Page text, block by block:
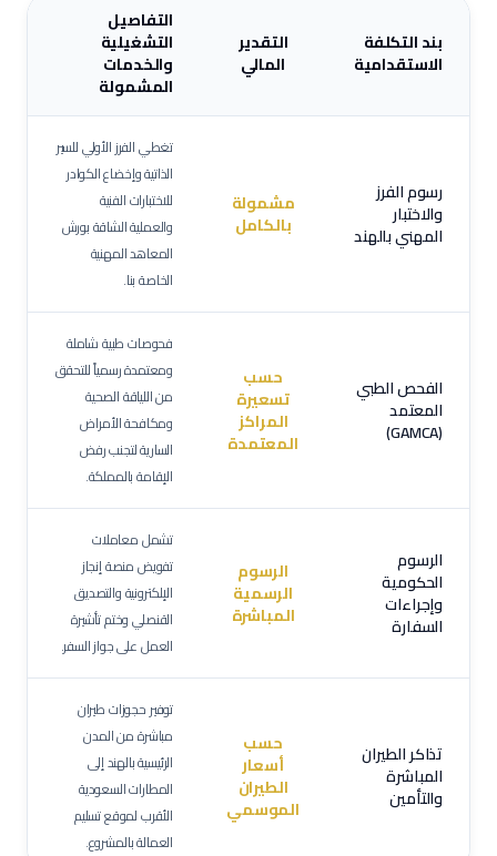
بند التكلفة
الاستقدامية
التقدير
المالي
التفاصيل
التشغيلية
والخدمات
المشمولة
رسوم الفرز
والاختبار
المهني بالهند
مشمولة
بالكامل
تغطي الفرز الأولي للسير
الذاتية وإخضاع الكوادر
للاختبارات الفنية
والعملية الشاقة بورش
المعاهد المهنية
الخاصة بنا.
الفحص الطبي
المعتمد
(GAMCA)
حسب
تسعيرة
المراكز
المعتمدة
فحوصات طبية شاملة
ومعتمدة رسمياً للتحقق
من اللياقة الصحية
ومكافحة الأمراض
السارية لتجنب رفض
الإقامة بالمملكة.
الرسوم
الحكومية
وإجراءات
السفارة
الرسوم
الرسمية
المباشرة
تشمل معاملات
تفويض منصة إنجاز
الإلكترونية والتصديق
القنصلي وختم تأشيرة
العمل على جواز السفر.
تذاكر الطيران
المباشرة
والتأمين
حسب
أسعار
الطيران
الموسمي
توفير حجوزات طيران
مباشرة من المدن
الرئيسية بالهند إلى
المطارات السعودية
الأقرب لموقع تسليم
العمالة بالمشروع.